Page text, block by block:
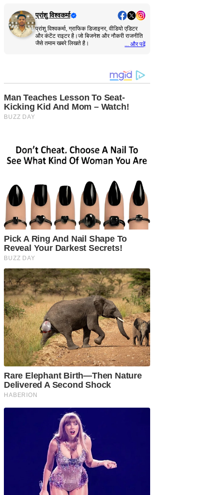
प्रांशु विश्वकर्मा
प्रांशु विश्वकर्मा, ग्राफिक डिजाइनर, वीडियो एडिटर
और कंटेंट राइटर है।जो बिजनेश और नौकरी राजनीति
जैसे तमाम खबरे लिखते है।
... और पढ़ें